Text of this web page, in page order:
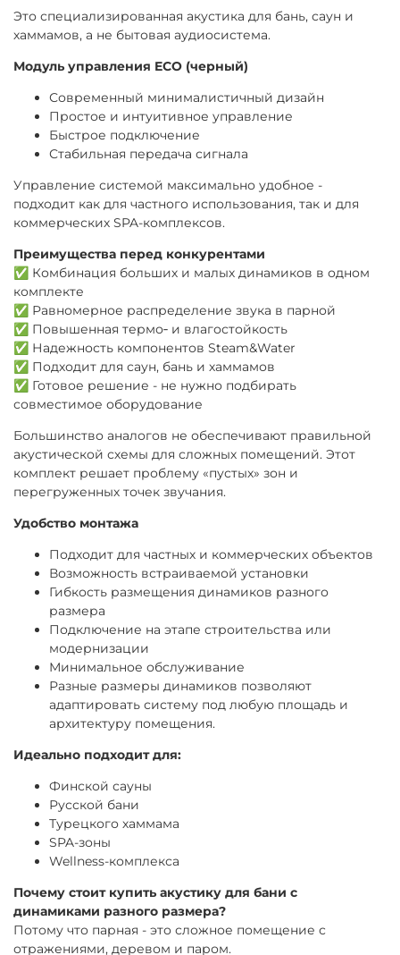
Это специализированная акустика для бань, саун и
хаммамов, а не бытовая аудиосистема.
Модуль управления ECO (черный)
Современный минималистичный дизайн
Простое и интуитивное управление
Быстрое подключение
Стабильная передача сигнала
Управление системой максимально удобное -
подходит как для частного использования, так и для
коммерческих SPA-комплексов.
Преимущества перед конкурентами
✅ Комбинация больших и малых динамиков в одном
комплекте
✅ Равномерное распределение звука в парной
✅ Повышенная термо‑ и влагостойкость
✅ Надежность компонентов Steam&Water
✅ Подходит для саун, бань и хаммамов
✅ Готовое решение - не нужно подбирать
совместимое оборудование
Большинство аналогов не обеспечивают правильной
акустической схемы для сложных помещений. Этот
комплект решает проблему «пустых» зон и
перегруженных точек звучания.
Удобство монтажа
Подходит для частных и коммерческих объектов
Возможность встраиваемой установки
Гибкость размещения динамиков разного
размера
Подключение на этапе строительства или
модернизации
Минимальное обслуживание
Разные размеры динамиков позволяют
адаптировать систему под любую площадь и
архитектуру помещения.
Идеально подходит для:
Финской сауны
Русской бани
Турецкого хаммама
SPA-зоны
Wellness-комплекса
Почему стоит купить акустику для бани с
динамиками разного размера?
Потому что парная - это сложное помещение с
отражениями, деревом и паром.